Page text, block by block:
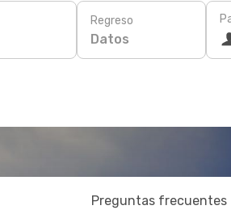
Regreso
Datos
Preguntas frecuentes